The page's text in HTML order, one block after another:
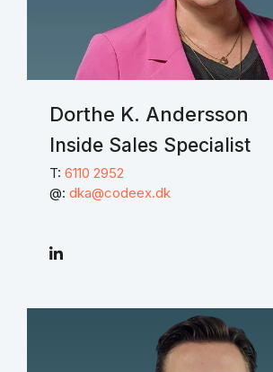
Dorthe K. Andersson
Inside Sales Specialist
T: 6110 2952
@: dka@codeex.dk